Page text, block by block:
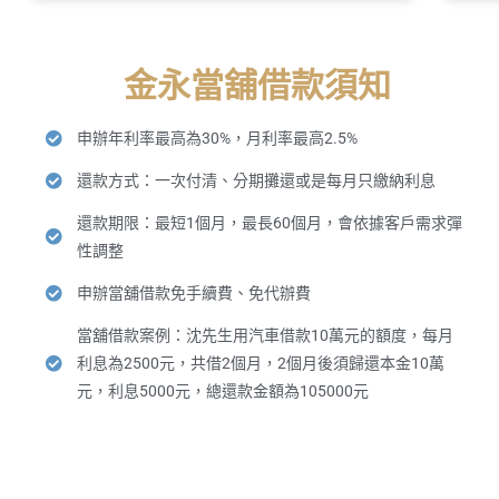
金永當舖借款須知
申辦年利率最高為30%，月利率最高2.5%
還款方式：一次付清、分期攤還或是每月只繳納利息
還款期限：最短1個月，最長60個月，會依據客戶需求彈
性調整
申辦當舖借款免手續費、免代辦費
當舖借款案例：沈先生用汽車借款10萬元的額度，每月
利息為2500元，共借2個月，2個月後須歸還本金10萬
元，利息5000元，總還款金額為105000元